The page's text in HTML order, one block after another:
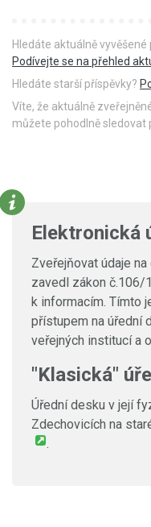
Hledáte aktuálně
Podívejte se na přehled
Hledáte starší příspěvky?
Víte, že aktuálně
můžete pohodlně sledovat
Elektronická
Zveřejňovat údaje
zavedl zákon č.106/
k informacím. Tímto
přístupem na úřední
veřejných institucí a
"Klasická"
Úřední desku v její
Zdechovicích na
.